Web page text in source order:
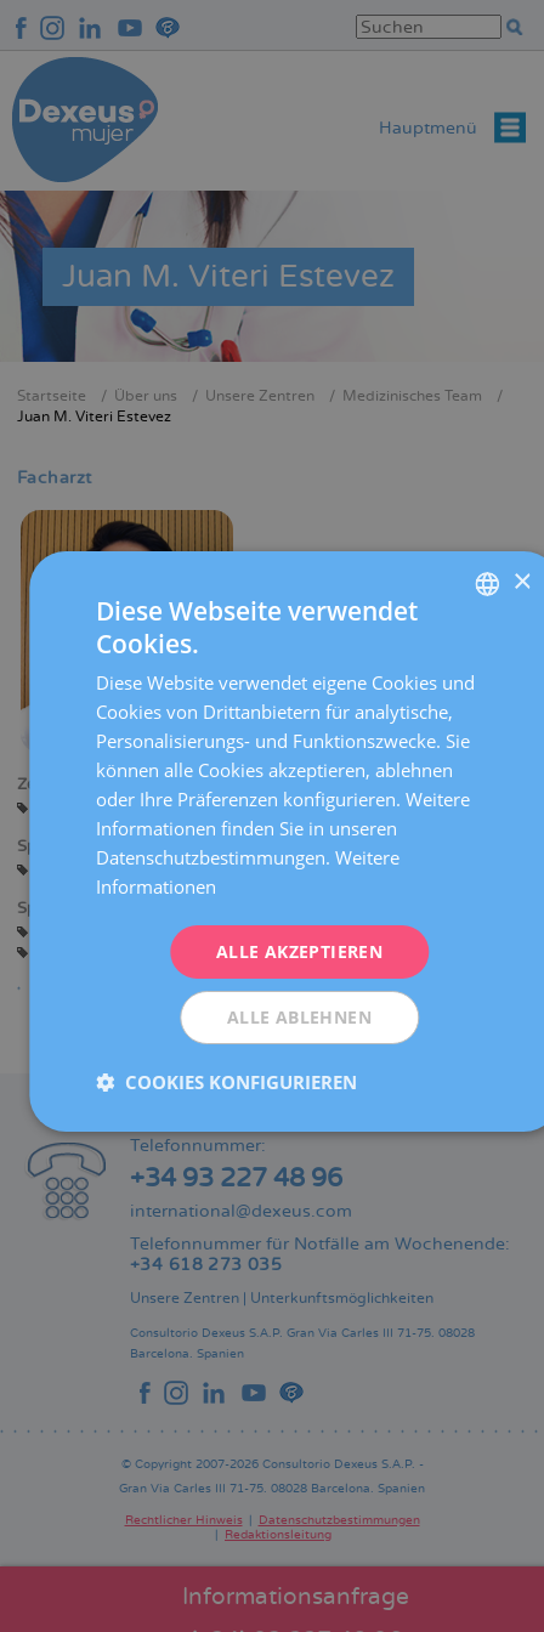
zum
Inhalt
Hauptmenü
Juan M. Viteri Estevez
Breadcrumb
Startseite Über uns Unsere Zentren
Medizinisches Team
Juan M. Viteri Estevez
Facharzt
Zentren:
Sprachen:
Spanisch
Englisch
Spezialitäten:
Allgemeine Gynäkologie
Beratung vor der Schwangerschaft
Gynäkologische Chirurgie
Informationsanfrage
Telefonnummer:
+34 93 227 48 96
international@dexeus.com
Telefonnummer für Notfälle am Wochenende:
+34 618 273 035
Unsere Zentren | Unterkunftsmöglichkeiten
Consultorio Dexeus S.A.P. Gran Via Carles III 71-75. 08028
Barcelona. Spanien
© Copyright 2007-2026 Consultorio Dexeus S.A.P. -
Gran Via Carles III 71-75. 08028 Barcelona. Spanien
de
Rechtlicher Hinweis
Datenschutzbestimmungen
Redaktionsleitung
CATALÀ
DEUTSCH
×
Diese Webseite verwendet
Cookies.
Diese Website verwendet eigene Cookies und
Cookies von Drittanbietern für analytische,
Personalisierungs- und Funktionszwecke. Sie
können alle Cookies akzeptieren, ablehnen
oder Ihre Präferenzen konfigurieren. Weitere
Informationen finden Sie in unseren
Datenschutzbestimmungen. Weitere
Informationen
ALLE AKZEPTIEREN
ALLE ABLEHNEN
COOKIES KONFIGURIEREN